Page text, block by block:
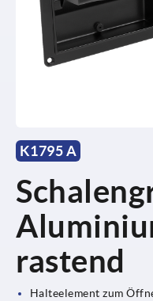
K1795 A
rastend
Halteelement zum